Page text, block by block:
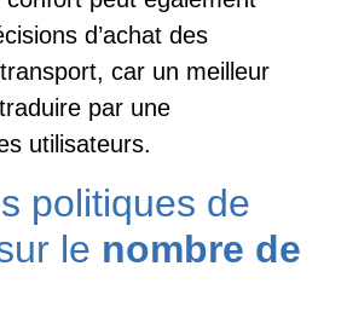
d’achat des
car un meilleur
par une
utilisateurs.
politiques de
le nombre de